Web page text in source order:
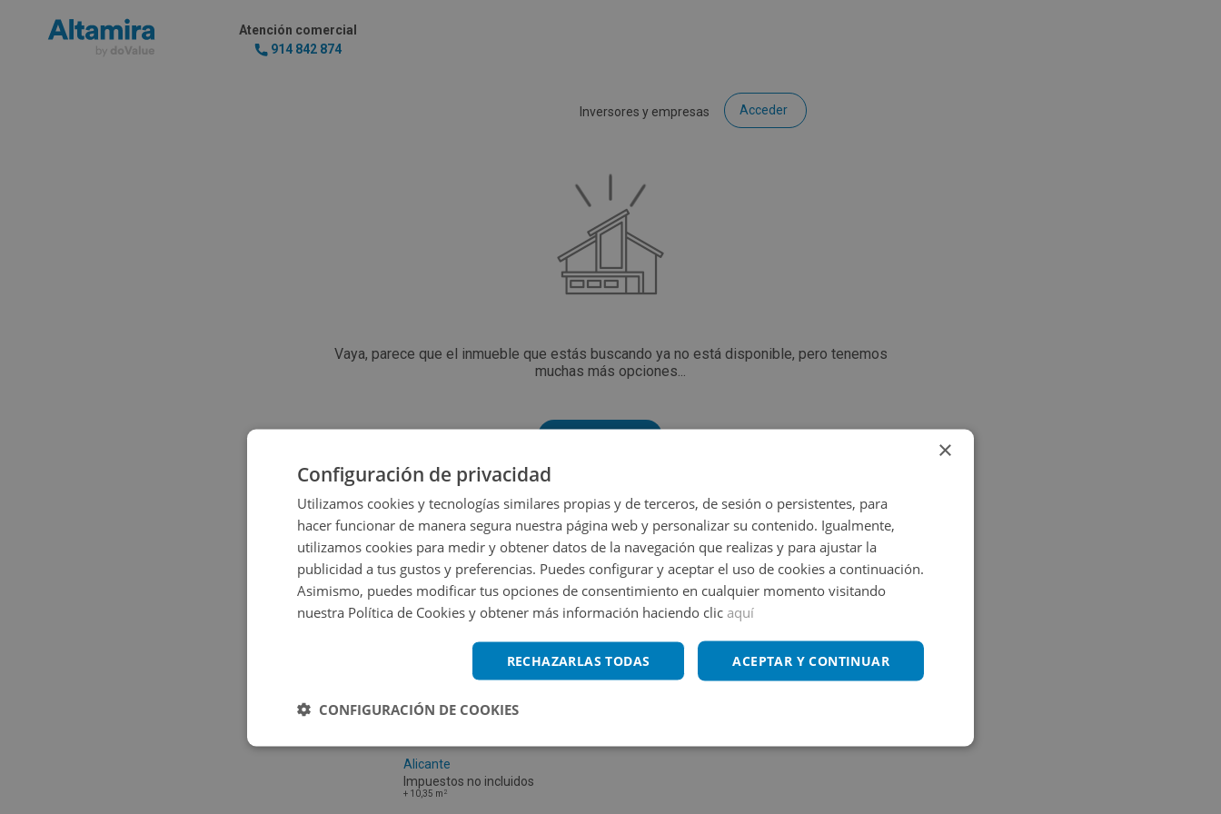
Atención comercial
914 842 874
Inversores y empresas Acceder
Vaya, parece que el inmueble que estás buscando ya no está disponible, pero tenemos
muchas más opciones...
Alicante
Impuestos no incluidos
+ 10,35 m 2
×
Configuración de privacidad
Utilizamos cookies y tecnologías similares propias y de terceros, de sesión o persistentes, para
hacer funcionar de manera segura nuestra página web y personalizar su contenido. Igualmente,
utilizamos cookies para medir y obtener datos de la navegación que realizas y para ajustar la
publicidad a tus gustos y preferencias. Puedes configurar y aceptar el uso de cookies a continuación.
Asimismo, puedes modificar tus opciones de consentimiento en cualquier momento visitando
nuestra Política de Cookies y obtener más información haciendo clic aquí
ACEPTAR Y CONTINUAR
RECHAZARLAS TODAS
CONFIGURACIÓN DE COOKIES